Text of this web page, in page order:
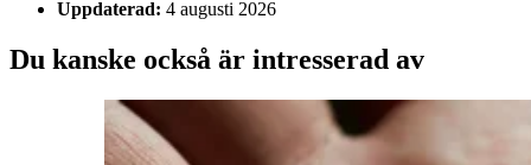
Uppdaterad: 4 augusti 2026
Du kanske också är intresserad av